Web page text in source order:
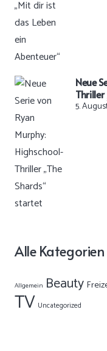
Neue
5.
Alle Kategorien
Allgemein Beauty
TV Uncategorized